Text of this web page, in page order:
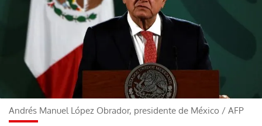
Andrés Manuel López Obrador, presidente de México / AFP